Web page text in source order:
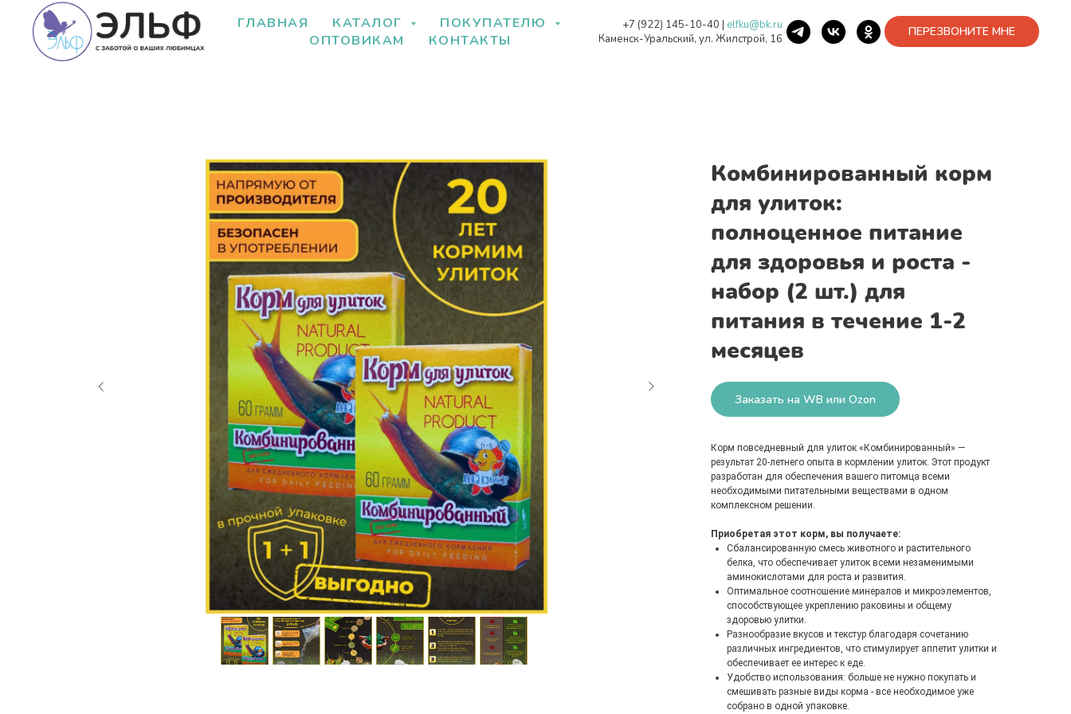
ГЛАВНАЯ КАТАЛОГ
ПОКУПАТЕЛЮ
ОПТОВИКАМ
КОНТАКТЫ
+7 (922) 145-10-40 | elfku@bk.ru
Каменск-Уральский, ул. Жилстрой, 16
ПЕРЕЗВОНИТЕ МНЕ
Комбинированный корм
для улиток:
полноценное питание
для здоровья и роста -
набор (2 шт.) для
питания в течение 1-2
месяцев
Заказать на WB или Ozon
Корм повседневный для улиток «Комбинированный» —
результат 20-летнего опыта в кормлении улиток. Этот продукт
разработан для обеспечения вашего питомца всеми
необходимыми питательными веществами в одном
комплексном решении.
Приобретая этот корм, вы получаете:
Сбалансированную смесь животного и растительного
белка, что обеспечивает улиток всеми незаменимыми
аминокислотами для роста и развития.
Оптимальное соотношение минералов и микроэлементов,
способствующее укреплению раковины и общему
здоровью улитки.
Разнообразие вкусов и текстур благодаря сочетанию
различных ингредиентов, что стимулирует аппетит улитки и
обеспечивает ее интерес к еде.
Удобство использования: больше не нужно покупать и
смешивать разные виды корма - все необходимое уже
собрано в одной упаковке.